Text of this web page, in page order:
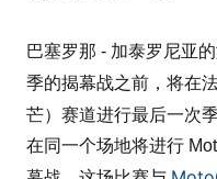
巴塞罗那 - 加泰罗尼亚
季的揭幕战之前，将在
芒）赛道进行最后一次
在同一个场地将进行